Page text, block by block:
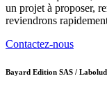
un projet à proposer,
reviendrons
Contactez-nous
Bayard Edition SAS /